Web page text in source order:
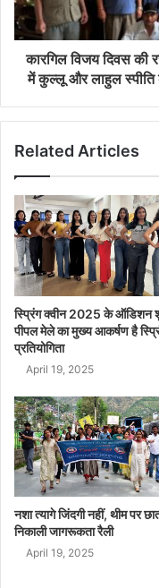
कारगिल विजय दिवस की
में कुल्लू और लाहुल स्पीति
Related Articles
स्प्रिंग क्वीन 2025 के ऑडिशन
पीपल मेले का मुख्य आकर्षण है
प्रतियोगिता
April 19, 2025
नशा त्यागे जिंदगी नहीं, थीम पर
निकाली जागरूकता रैली
April 19, 2025